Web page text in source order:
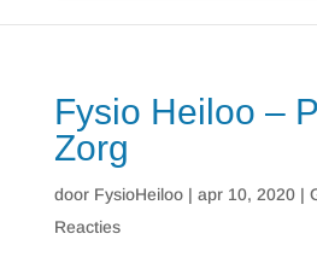
Fysio Heiloo –
Zorg
door FysioHeiloo| apr 10, 2020|
Reacties